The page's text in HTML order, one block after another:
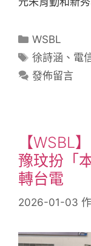
WSBL
徐詩涵 、 電
發佈留言
【WSBL
豫玟扮「
轉台電
2026-01-03